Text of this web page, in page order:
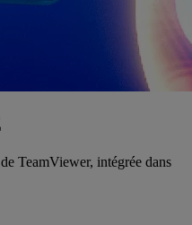
TeamViewer, intégrée dans